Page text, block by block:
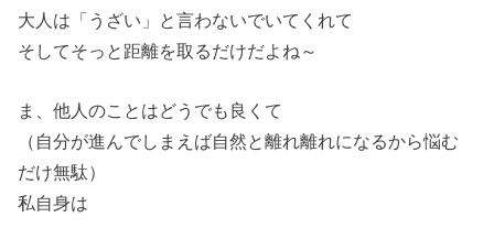
大人は「うざい」と言わないでいてくれて
そしてそっと距離を取るだけだよね～
ま、他人のことはどうでも良くて
（自分が進んでしまえば自然と離れ離れになるから悩む
だけ無駄）
私自身は